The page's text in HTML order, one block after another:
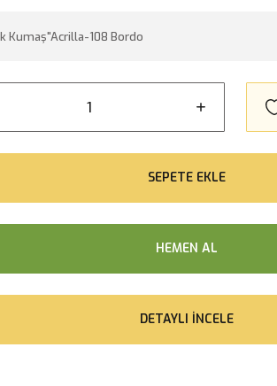
SEPETE EKLE
HEMEN AL
DETAYLI İNCELE